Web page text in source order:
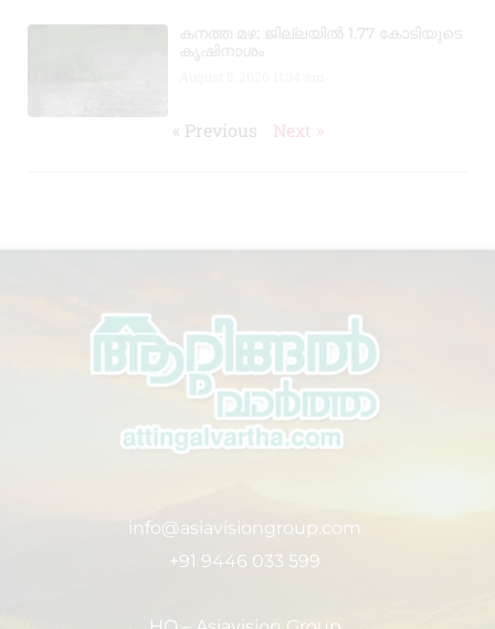
കനത്ത മഴ: ജില്ലയിൽ 1.77 കോടിയുടെ
കൃഷിനാശം
« Previous Next »
info@asiavisiongroup.com
+91 9446 033 599